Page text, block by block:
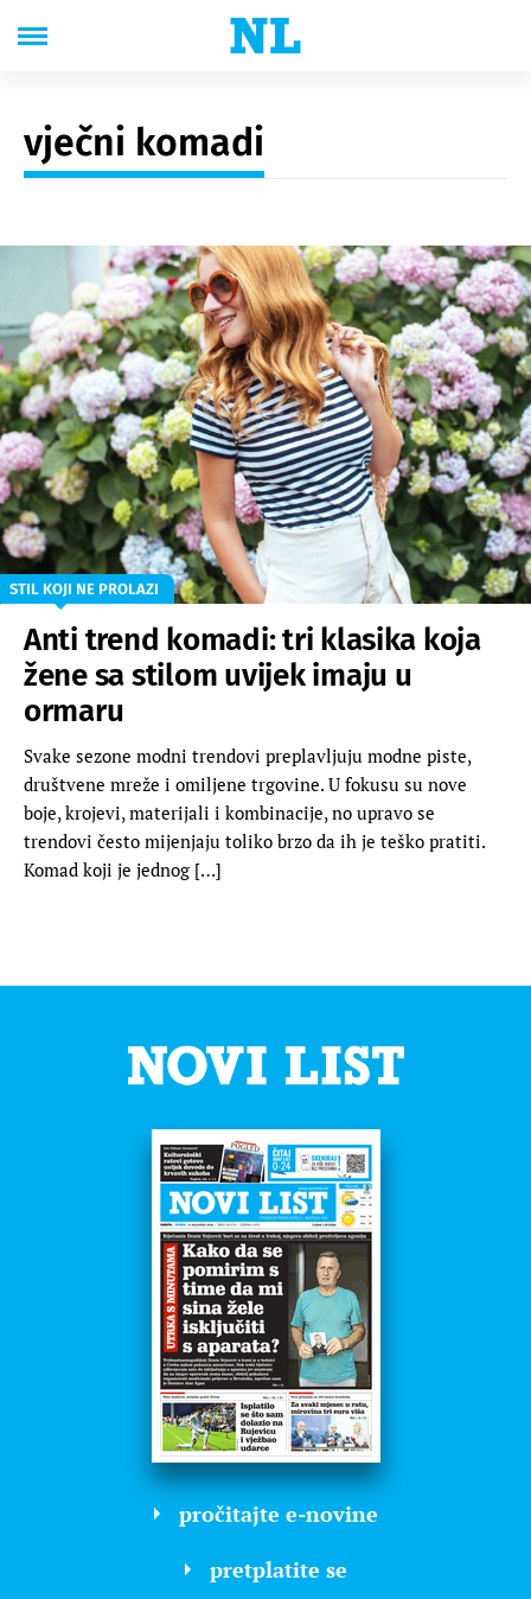
vječni komadi
STIL KOJI NE PROLAZI
Anti trend komadi: tri klasika koja
žene sa stilom uvijek imaju u
ormaru
Svake sezone modni trendovi preplavljuju modne piste,
društvene mreže i omiljene trgovine. U fokusu su nove
boje, krojevi, materijali i kombinacije, no upravo se
trendovi često mijenjaju toliko brzo da ih je teško pratiti.
Komad koji je jednog […]
pročitajte e-novine
pretplatite se